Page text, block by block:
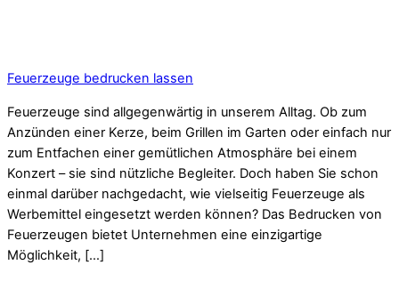
Feuerzeuge bedrucken lassen
Feuerzeuge sind allgegenwärtig in unserem Alltag. Ob zum
Anzünden einer Kerze, beim Grillen im Garten oder einfach nur
zum Entfachen einer gemütlichen Atmosphäre bei einem
Konzert – sie sind nützliche Begleiter. Doch haben Sie schon
einmal darüber nachgedacht, wie vielseitig Feuerzeuge als
Werbemittel eingesetzt werden können? Das Bedrucken von
Feuerzeugen bietet Unternehmen eine einzigartige
Möglichkeit, […]